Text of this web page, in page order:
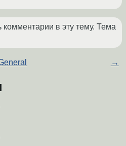
в эту тему. Тема
→